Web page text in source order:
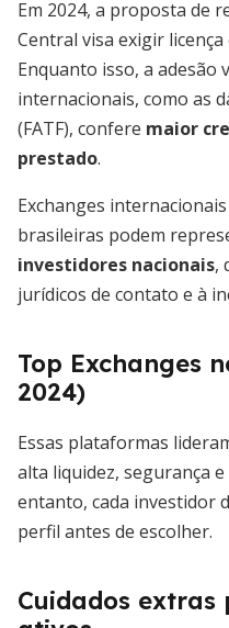
Em 2024, a proposta de
Central visa exigir
Enquanto isso, a adesão
internacionais, como as
(FATF), confere maior
prestado.
Exchanges
brasileiras podem
investidores nacionais,
jurídicos de contato e à
Top Exchanges
2024)
Essas plataformas
alta liquidez, segurança
entanto, cada investidor
perfil antes de escolher.
Cuidados